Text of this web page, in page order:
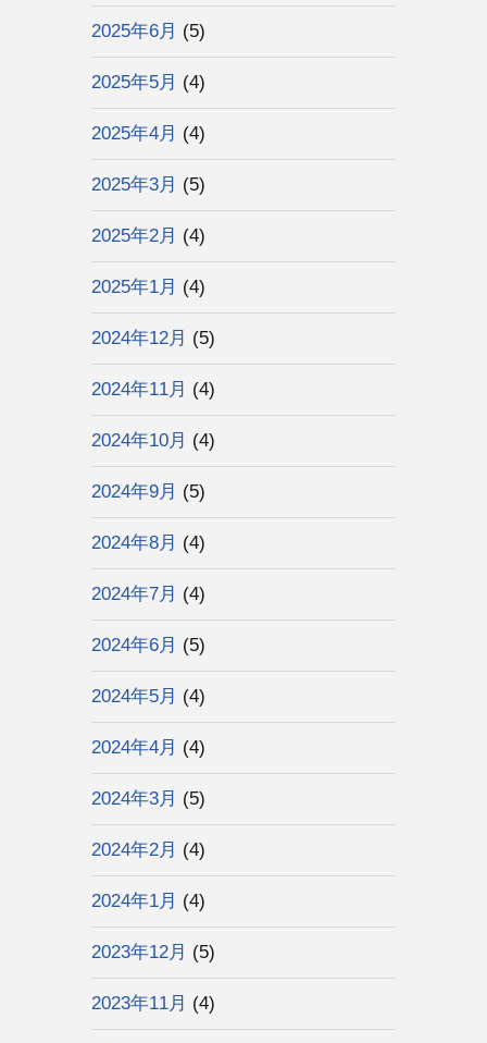
2025年6月 (5)
2025年5月 (4)
2025年4月 (4)
2025年3月 (5)
2025年2月 (4)
2025年1月 (4)
2024年12月 (5)
2024年11月 (4)
2024年10月 (4)
2024年9月 (5)
2024年8月 (4)
2024年7月 (4)
2024年6月 (5)
2024年5月 (4)
2024年4月 (4)
2024年3月 (5)
2024年2月 (4)
2024年1月 (4)
2023年12月 (5)
2023年11月 (4)